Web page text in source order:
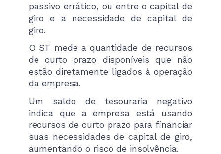
passivo errático, ou entre o capital de
giro e a necessidade de capital de
giro.
O ST mede a quantidade de recursos
de curto prazo disponíveis que não
estão diretamente ligados à operação
da empresa.
Um saldo de tesouraria negativo
indica que a empresa está usando
recursos de curto prazo para financiar
suas necessidades de capital de giro,
aumentando o risco de insolvência.